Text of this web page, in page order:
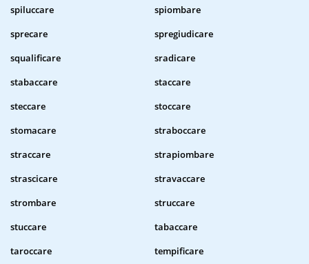
spiluccare
spiombare
sprecare
spregiudicare
squalificare
sradicare
stabaccare
staccare
steccare
stoccare
stomacare
straboccare
straccare
strapiombare
strascicare
stravaccare
strombare
struccare
stuccare
tabaccare
taroccare
tempificare